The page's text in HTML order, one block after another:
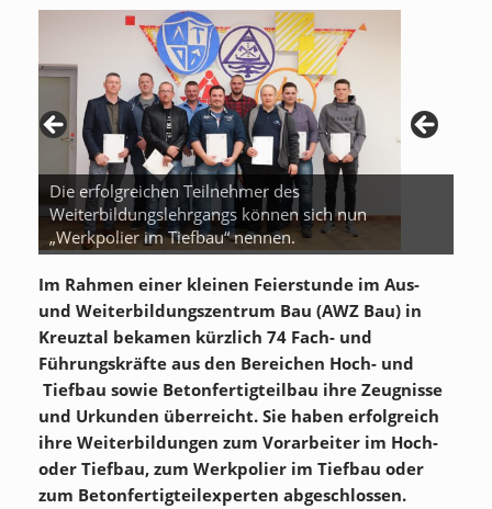
Die erfolgreichen Teilnehmer des
Weiterbildungslehrgangs können sich nun
„Werkpolier im Tiefbau“ nennen.
Im Rahmen einer kleinen Feierstunde im Aus-
und Weiterbildungszentrum Bau (AWZ Bau) in
Kreuztal bekamen kürzlich 74 Fach- und
Führungskräfte aus den Bereichen Hoch- und
Tiefbau sowie Betonfertigteilbau ihre Zeugnisse
und Urkunden überreicht. Sie haben erfolgreich
ihre Weiterbildungen zum Vorarbeiter im Hoch-
oder Tiefbau, zum Werkpolier im Tiefbau oder
zum Betonfertigteilexperten abgeschlossen.